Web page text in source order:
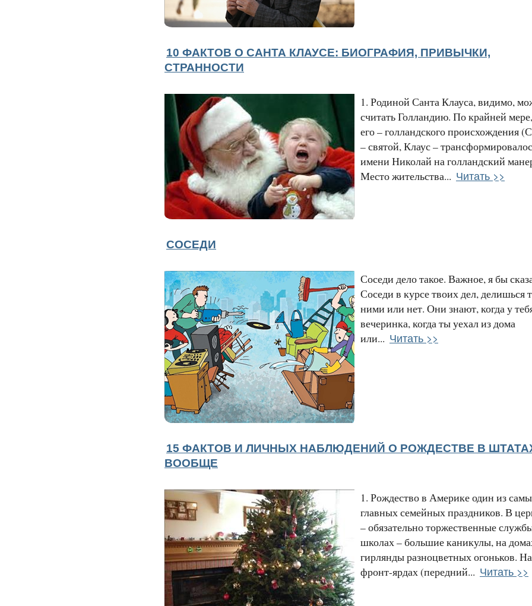
10 ФАКТОВ О САНТА КЛАУСЕ: БИОГРАФИЯ, ПРИВЫЧКИ,
СТРАННОСТИ
1. Родиной Санта Клауса, видимо,
считать Голландию. По крайней
его – голландского происхождения
– святой, Клаус –
имени Николай на голландский
Место жительства... Читать >>
СОСЕДИ
Соседи дело такое. Важное, я бы
Соседи в курсе твоих дел, делишься
ними или нет. Они знают, когда у
вечеринка, когда ты уехал из дома
или... Читать >>
15 ФАКТОВ И ЛИЧНЫХ НАБЛЮДЕНИЙ О РОЖДЕСТВЕ В
ВООБЩЕ
1. Рождество в Америке один из
главных семейных праздников. В
– обязательно торжественные
школах – большие каникулы, на
гирлянды разноцветных огоньков. На
фронт-ярдах (передний... Читать >>